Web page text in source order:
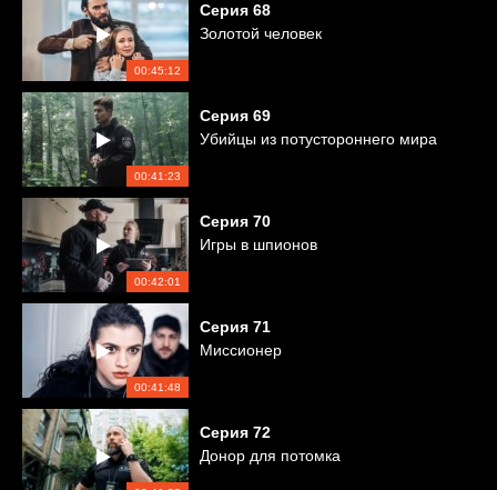
00:45:12
Серия 68
Золотой человек
00:41:23
Серия 69
Убийцы из потустороннего мира
00:42:01
Серия 70
Игры в шпионов
00:41:48
Серия 71
Миссионер
Серия 72
Донор для потомка